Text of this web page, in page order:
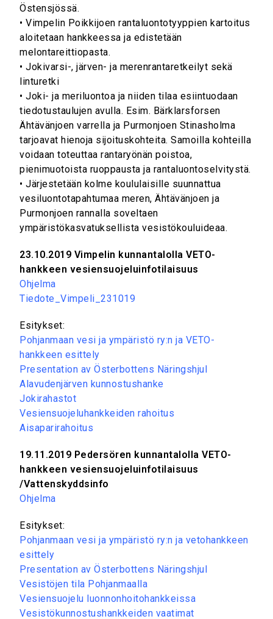
Östensjössä.
• Vimpelin Poikkijoen rantaluontotyyppien kartoitus
aloitetaan hankkeessa ja edistetään
melontareittiopasta.
• Jokivarsi-, järven- ja merenrantaretkeilyt sekä
linturetki
• Joki- ja meriluontoa ja niiden tilaa esiintuodaan
tiedotustaulujen avulla. Esim. Bärklarsforsen
Ähtävänjoen varrella ja Purmonjoen Stinasholma
tarjoavat hienoja sijoituskohteita. Samoilla kohteilla
voidaan toteuttaa rantaryönän poistoa,
pienimuotoista ruoppausta ja rantaluontoselvitystä.
• Järjestetään kolme koululaisille suunnattua
vesiluontotapahtumaa meren, Ähtävänjoen ja
Purmonjoen rannalla soveltaen
ympäristökasvatuksellista vesistökouluideaa.
23.10.2019 Vimpelin kunnantalolla VETO-
hankkeen vesiensuojeluinfotilaisuus
Ohjelma
Tiedote_Vimpeli_231019
Esitykset:
Pohjanmaan vesi ja ympäristö ry:n ja VETO-
hankkeen esittely
Presentation av Österbottens Näringshjul
Alavudenjärven kunnostushanke
Jokirahastot
Vesiensuojeluhankkeiden rahoitus
Aisaparirahoitus
19.11.2019 Pedersören kunnantalolla VETO-
hankkeen vesiensuojeluinfotilaisuus
/Vattenskyddsinfo
Ohjelma
Esitykset:
Pohjanmaan vesi ja ympäristö ry:n ja vetohankkeen
esittely
Presentation av Österbottens Näringshjul
Vesistöjen tila Pohjanmaalla
Vesiensuojelu luonnonhoitohankkeissa
Vesistökunnostushankkeiden vaatimat